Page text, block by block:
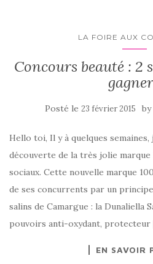
LA FOIRE AUX
Concours beauté : 2
Posté le 23 février 2015 by
Hello toi, Il y à quelques
découverte de la très jolie marque
sociaux. Cette nouvelle marque
de ses concurrents par un
salins de Camargue : la Dunaliella
pouvoirs anti-oxydant,
EN SAVOIR